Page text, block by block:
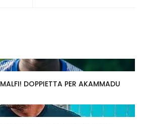
DOPPIETTA PER AKAMMADU